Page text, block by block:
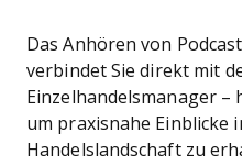
Das Anhören von
verbindet Sie direkt mit
Einzelhandelsmanager –
um praxisnahe Einblicke
Handelslandschaft zu